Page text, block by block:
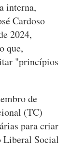
interna,
Cardoso
2024,
que,
"princípios
de
(TC)
para criar
Liberal Social